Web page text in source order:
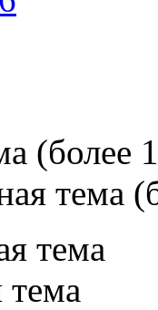
(более
тема
тема
тема